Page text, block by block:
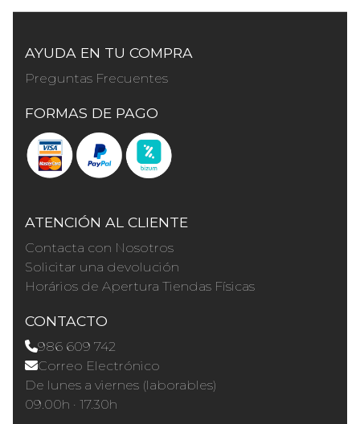
AYUDA EN TU COMPRA
Preguntas Frecuentes
FORMAS DE PAGO
ATENCIÓN AL CLIENTE
Contacta con Nosotros
Solicitar una devolución
Horários de Apertura Tiendas Físicas
CONTACTO
986 609 742
Correo Electrónico
De lunes a viernes (laborables)
09.00h · 17.30h